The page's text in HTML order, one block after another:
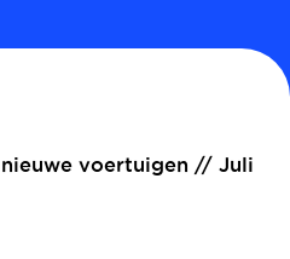
voertuigen // Juli